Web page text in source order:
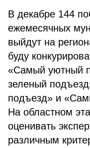
В декабре 144
ежемесячных
выйдут на
буду
«Самый уютный
зеленый
подъезд» и
На областном
оценивать
различным